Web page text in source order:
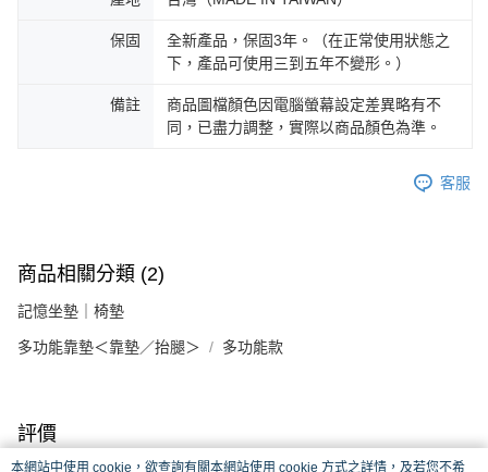
保固
全新產品，保固3年。（在正常使用狀態之
下，產品可使用三到五年不變形。）
備註
商品圖檔顏色因電腦螢幕設定差異略有不
同，已盡力調整，實際以商品顏色為準。
客服
商品相關分類 (2)
記憶坐墊｜椅墊
多功能靠墊＜靠墊／抬腿＞ 多功能款
評價
本網站中使用 cookie，欲查詢有關本網站使用 cookie 方式之詳情，及若您不希